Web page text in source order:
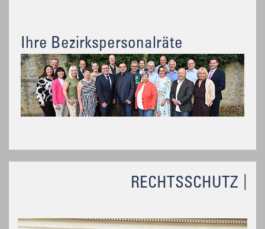
RECHTSSCHUTZ
Ihre Bezirkspersonalräte